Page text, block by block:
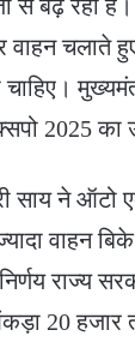
से बढ़ रहा
चलाते
चाहिए।
2025
साय ने ऑटो
वाहन
राज्य
20 हजार